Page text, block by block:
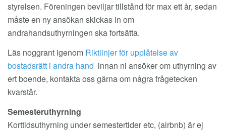
styrelsen. Föreningen beviljar tillstånd för max ett år, sedan
måste en ny ansökan skickas in om
andrahandsuthyrningen ska fortsätta.
Läs noggrant igenom Riktlinjer för upplåtelse av
bostadsrätt i andra hand innan ni ansöker om uthyrning av
ert boende, kontakta oss gärna om några frågetecken
kvarstår.
Semesteruthyrning
Korttidsuthyrning under semestertider etc, (airbnb) är ej